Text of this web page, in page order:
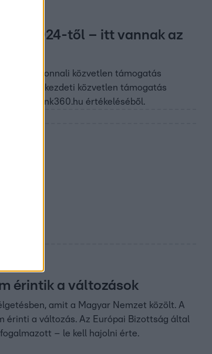
2024-től – itt vannak az
az azonnali közvetlen támogatás
jutni. A kezdeti közvetlen támogatás
ki a Bank360.hu értékeléséből.
érintik a változások
amit a Magyar Nemzet közölt. A
érinti a változás. Az Európai Bizottság által
– le kell hajolni érte.